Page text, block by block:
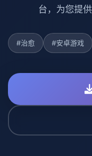
台，为您提
#治愈 #安卓游戏